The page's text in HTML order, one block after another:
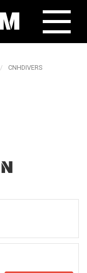
CNHDIVERS